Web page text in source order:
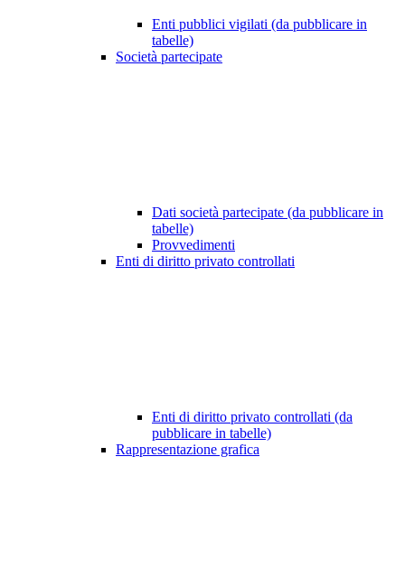
Enti pubblici vigilati (da pubblicare in
tabelle)
Società partecipate
Dati società partecipate (da pubblicare in
tabelle)
Provvedimenti
Enti di diritto privato controllati
Enti di diritto privato controllati (da
pubblicare in tabelle)
Rappresentazione grafica